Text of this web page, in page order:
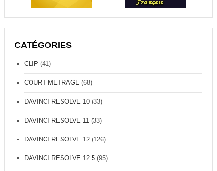
CATÉGORIES
CLIP (41)
COURT METRAGE (68)
DAVINCI RESOLVE 10(33)
DAVINCI RESOLVE 11 (33)
DAVINCI RESOLVE 12(126)
DAVINCI RESOLVE 12.5(95)